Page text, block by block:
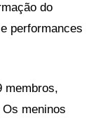
do
performances
membros,
meninos